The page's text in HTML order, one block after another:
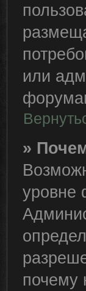
или
»
уровне
почему